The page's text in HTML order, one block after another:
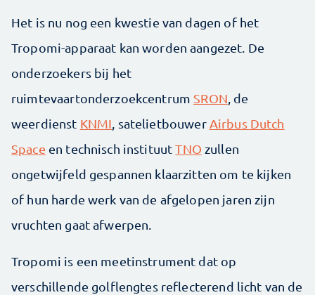
Het is nu nog een kwestie van dagen of het
Tropomi-apparaat kan worden aangezet. De
onderzoekers bij het
ruimtevaartonderzoekcentrum SRON , de
weerdienst KNMI , satelietbouwer Airbus Dutch
Space en technisch instituutTNO zullen
ongetwijfeld gespannen klaarzitten om te kijken
of hun harde werk van de afgelopen jaren zijn
vruchten gaat afwerpen.
Tropomi is een meetinstrument dat op
verschillende golflengtes reflecterend licht van de